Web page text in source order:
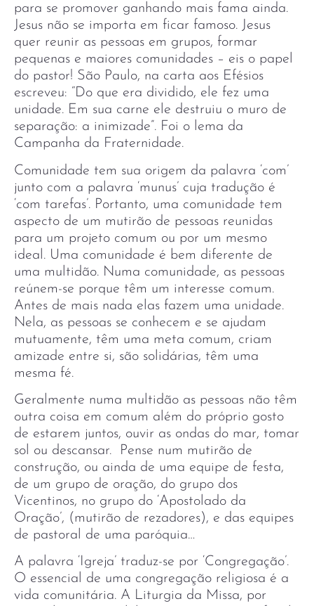
para se promover ganhando mais fama ainda.
Jesus não se importa em ficar famoso. Jesus
quer reunir as pessoas em grupos, formar
pequenas e maiores comunidades – eis o papel
do pastor! São Paulo, na carta aos Efésios
escreveu: “Do que era dividido, ele fez uma
unidade. Em sua carne ele destruiu o muro de
separação: a inimizade”. Foi o lema da
Campanha da Fraternidade.
Comunidade tem sua origem da palavra ‘com’
junto com a palavra ‘munus’ cuja tradução é
‘com tarefas’. Portanto, uma comunidade tem
aspecto de um mutirão de pessoas reunidas
para um projeto comum ou por um mesmo
ideal. Uma comunidade é bem diferente de
uma multidão. Numa comunidade, as pessoas
reúnem-se porque têm um interesse comum.
Antes de mais nada elas fazem uma unidade.
Nela, as pessoas se conhecem e se ajudam
mutuamente, têm uma meta comum, criam
amizade entre si, são solidárias, têm uma
mesma fé.
Geralmente numa multidão as pessoas não têm
outra coisa em comum além do próprio gosto
de estarem juntos, ouvir as ondas do mar, tomar
sol ou descansar. Pense num mutirão de
construção, ou ainda de uma equipe de festa,
de um grupo de oração, do grupo dos
Vicentinos, no grupo do ‘Apostolado da
Oração’, (mutirão de rezadores), e das equipes
de pastoral de uma paróquia…
A palavra ‘Igreja’ traduz-se por ‘Congregação’.
O essencial de uma congregação religiosa é a
vida comunitária. A Liturgia da Missa, por